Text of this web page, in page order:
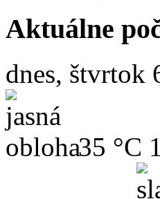
Aktuálne
dnes, štvrtok
35 °C